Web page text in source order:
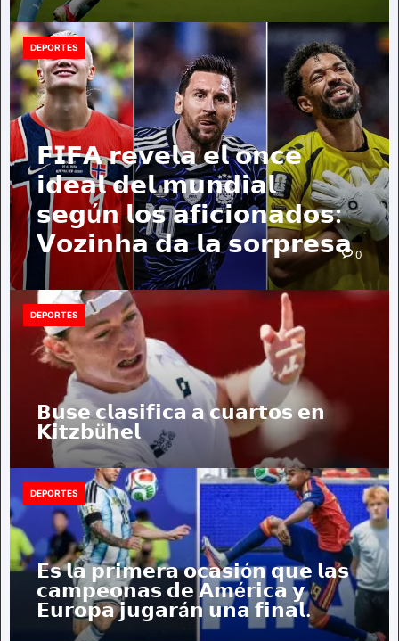
𝗙𝗜𝗙𝗔 𝗿𝗲𝘃𝗲𝗹𝗮 𝗲𝗹 𝗼𝗻𝗰𝗲
𝗶𝗱𝗲𝗮𝗹 𝗱𝗲𝗹 𝗺𝘂𝗻𝗱𝗶𝗮𝗹
𝘀𝗲𝗴ú𝗻 𝗹𝗼𝘀 𝗮𝗳𝗶𝗰𝗶𝗼𝗻𝗮𝗱𝗼𝘀:
𝗩𝗼𝘇𝗶𝗻𝗵𝗮 𝗱𝗮 𝗹𝗮 𝘀𝗼𝗿𝗽𝗿𝗲𝘀𝗮
DEPORTES
0
𝗕𝘂𝘀𝗲 𝗰𝗹𝗮𝘀𝗶𝗳𝗶𝗰𝗮 𝗮 𝗰𝘂𝗮𝗿𝘁𝗼𝘀 𝗲𝗻
𝗞𝗶𝘁𝘇𝗯ü𝗵𝗲𝗹
DEPORTES
𝗘𝘀 𝗹𝗮 𝗽𝗿𝗶𝗺𝗲𝗿𝗮 𝗼𝗰𝗮𝘀𝗶ó𝗻 𝗾𝘂𝗲 𝗹𝗮𝘀
𝗰𝗮𝗺𝗽𝗲𝗼𝗻𝗮𝘀 𝗱𝗲 𝗔𝗺é𝗿𝗶𝗰𝗮 𝘆
𝗘𝘂𝗿𝗼𝗽𝗮 𝗷𝘂𝗴𝗮𝗿á𝗻 𝘂𝗻𝗮 𝗳𝗶𝗻𝗮𝗹.
DEPORTES